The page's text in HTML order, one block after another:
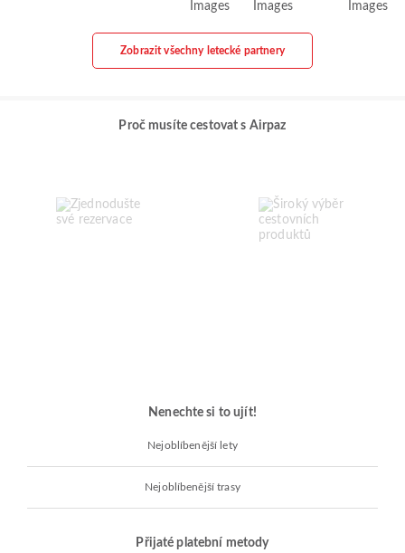
Zobrazit všechny letecké partnery
Proč musíte cestovat s Airpaz
Nenechte si to ujít!
Nejoblíbenější lety
Nejoblíbenější trasy
Přijaté platební metody